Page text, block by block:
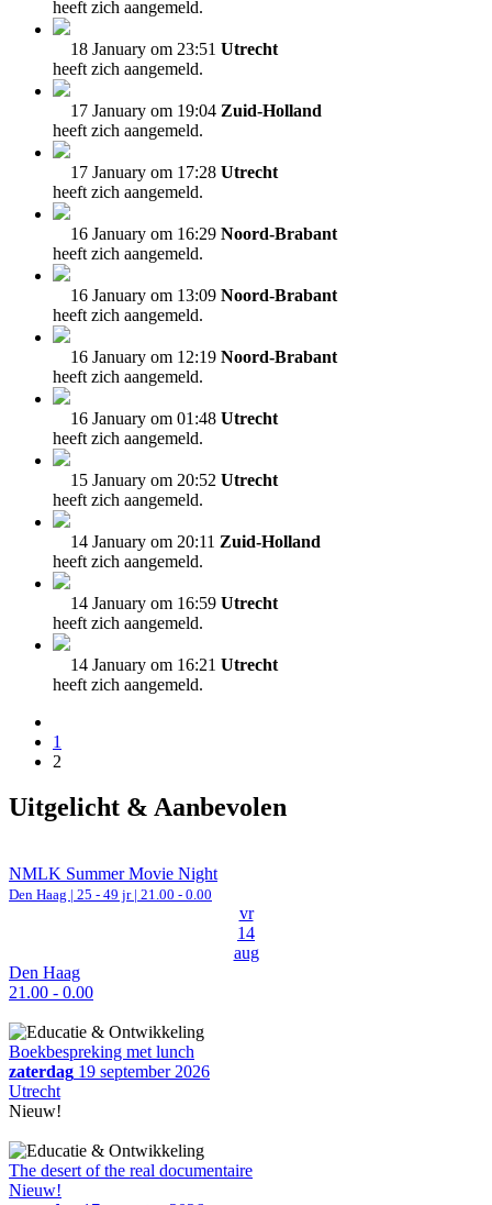
heeft zich aangemeld.
18 January om 23:51 Utrecht
heeft zich aangemeld.
17 January om 19:04 Zuid-Holland
heeft zich aangemeld.
17 January om 17:28 Utrecht
heeft zich aangemeld.
16 January om 16:29 Noord-Brabant
heeft zich aangemeld.
16 January om 13:09 Noord-Brabant
heeft zich aangemeld.
16 January om 12:19 Noord-Brabant
heeft zich aangemeld.
16 January om 01:48 Utrecht
heeft zich aangemeld.
15 January om 20:52 Utrecht
heeft zich aangemeld.
14 January om 20:11 Zuid-Holland
heeft zich aangemeld.
14 January om 16:59 Utrecht
heeft zich aangemeld.
14 January om 16:21 Utrecht
heeft zich aangemeld.
1
2
Uitgelicht & Aanbevolen
NMLK Summer Movie Night
Den Haag | 25 - 49 jr | 21.00 - 0.00
vr
14
aug
Den Haag
21.00 - 0.00
Boekbespreking met lunch
zaterdag 19 september 2026
Utrecht
Nieuw!
The desert of the real documentaire
Nieuw!